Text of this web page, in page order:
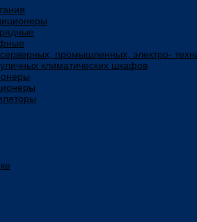
промышленных, электро-
климатических шкафов